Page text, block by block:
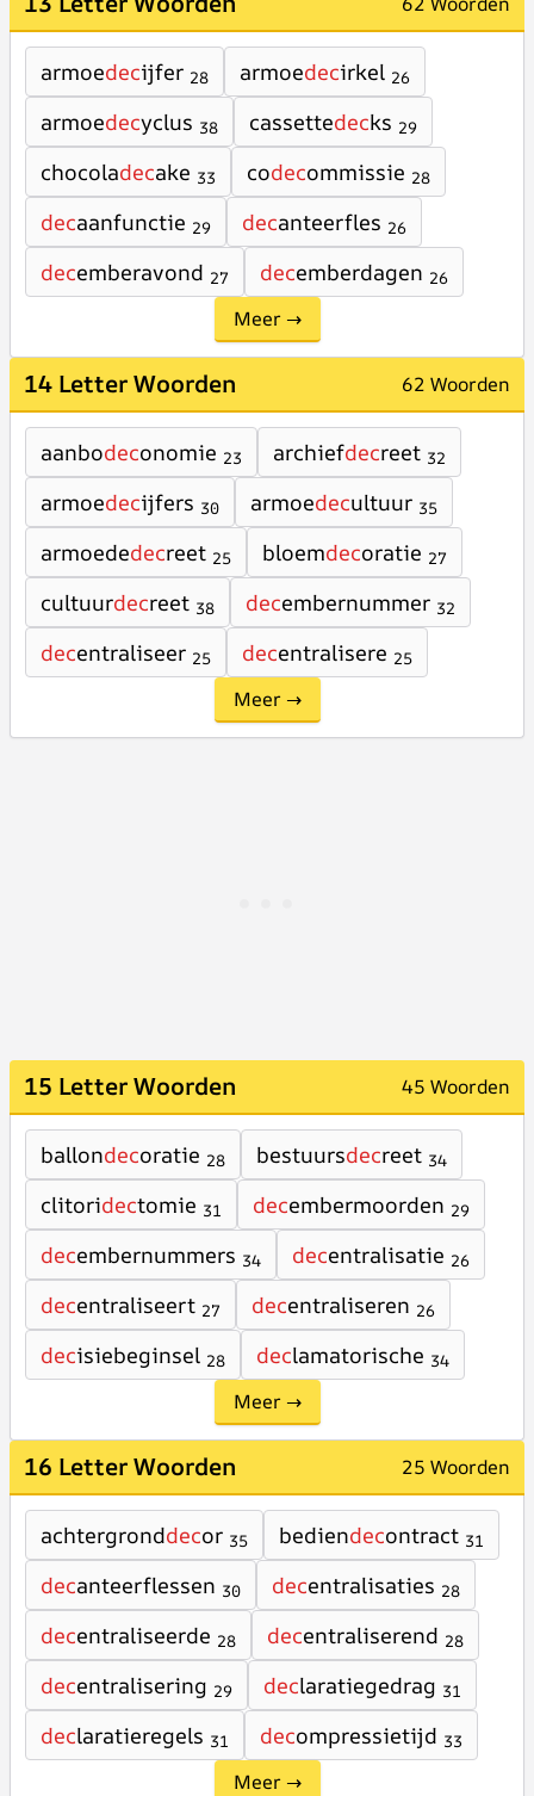
armoedecijfer 28 armoedecirkel 26
armoedecyclus 38 cassettedecks 29
chocoladecake 33 codecommissie 28
decaanfunctie 29 decanteerfles 26
decemberavond 27 decemberdagen 26
Meer →
14 Letter Woorden 62 Woorden
aanbodeconomie 23 archiefdecreet 32
armoedecijfers 30 armoedecultuur 35
armoededecreet 25 bloemdecoratie 27
cultuurdecreet 38 decembernummer 32
decentraliseer 25 decentralisere 25
Meer →
15 Letter Woorden 45 Woorden
ballondecoratie 28 bestuursdecreet 34
clitoridectomie 31 decembermoorden 29
decembernummers 34 decentralisatie 26
decentraliseert 27 decentraliseren 26
decisiebeginsel 28 declamatorische 34
Meer →
16 Letter Woorden 25 Woorden
achtergronddecor 35 bediendecontract 31
decanteerflessen 30 decentralisaties 28
decentraliseerde 28 decentraliserend 28
decentralisering 29 declaratiegedrag 31
declaratieregels 31 decompressietijd 33
Meer →